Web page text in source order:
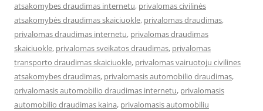
atsakomybes draudimas internetu, privalomas civilinės
atsakomybės draudimas skaiciuokle, privalomas draudimas,
privalomas draudimas internetu, privalomas draudimas
skaiciuokle, privalomas sveikatos draudimas, privalomas
transporto draudimas skaiciuokle, privalomas vairuotoju civilines
atsakomybes draudimas, privalomasis automobilio draudimas,
privalomasis automobilio draudimas internetu, privalomasis
automobilio draudimas kaina, privalomasis automobiliu